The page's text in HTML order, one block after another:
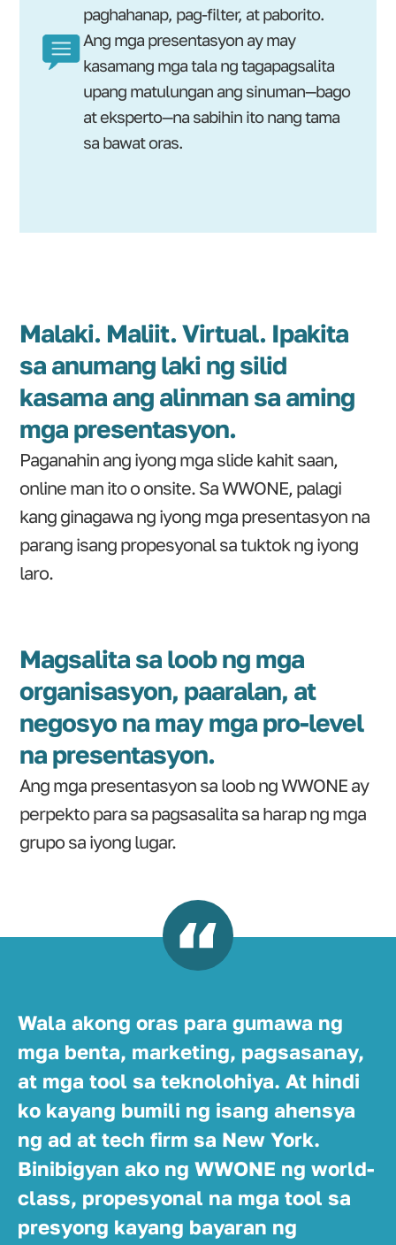
paghahanap, pag-filter, at paborito.
Ang mga presentasyon ay may
kasamang mga tala ng tagapagsalita
upang matulungan ang sinuman—bago
at eksperto—na sabihin ito nang tama
sa bawat oras.
Malaki. Maliit. Virtual. Ipakita
sa anumang laki ng silid
kasama ang alinman sa aming
mga presentasyon.
Paganahin ang iyong mga slide kahit saan,
online man ito o onsite. Sa WWONE, palagi
kang ginagawa ng iyong mga presentasyon na
parang isang propesyonal sa tuktok ng iyong
laro.
Magsalita sa loob ng mga
organisasyon, paaralan, at
negosyo na may mga pro-level
na presentasyon.
Ang mga presentasyon sa loob ng WWONE ay
perpekto para sa pagsasalita sa harap ng mga
grupo sa iyong lugar.
Wala akong oras para gumawa ng
mga benta, marketing, pagsasanay,
at mga tool sa teknolohiya. At hindi
ko kayang bumili ng isang ahensya
ng ad at tech firm sa New York.
Binibigyan ako ng WWONE ng world-
class, propesyonal na mga tool sa
presyong kayang bayaran ng